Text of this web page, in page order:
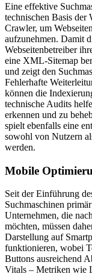
Eine effektive
technischen Basis der
Crawler, um
aufzunehmen. Damit
Webseitenbetreiber
eine XML-Sitemap
und zeigt den
Fehlerhafte
können die
technische Audits
erkennen und zu
spielt ebenfalls eine
sowohl von Nutzern
werden.
Mobile
Seit der Einführung
Suchmaschinen
Unternehmen, die
möchten, müssen
Darstellung auf
funktionieren, wobei
Buttons ausreichend
Vitals – Metriken wie